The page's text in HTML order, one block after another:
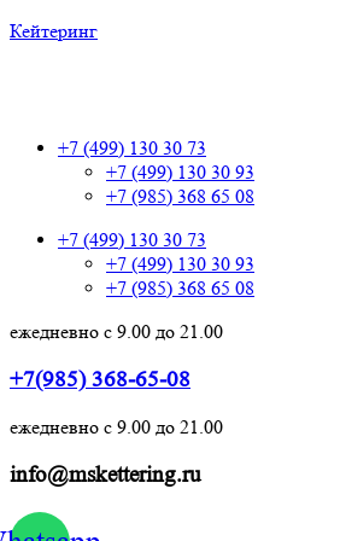
Кейтеринг
+7 (499) 130 30 73
+7 (499) 130 30 93
+7 (985) 368 65 08
+7 (499) 130 30 73
+7 (499) 130 30 93
+7 (985) 368 65 08
ежедневно с 9.00 до 21.00
+7(985) 368-65-08
ежедневно с 9.00 до 21.00
info@mskettering.ru